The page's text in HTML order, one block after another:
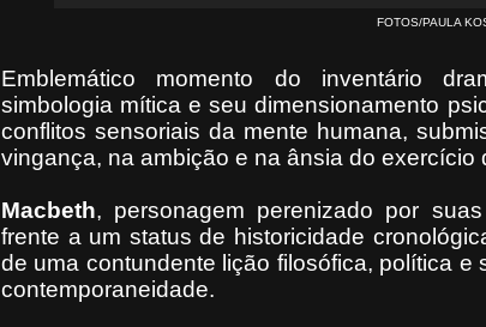
FOTOS/PAULA
Emblemático momento do inventário
simbologia mítica e seu dimensionamento
conflitos sensoriais da mente humana,
vingança, na ambição e na ânsia do exercício
Macbeth, personagem perenizado por
frente a um status de historicidade
de uma contundente lição filosófica, política
contemporaneidade.